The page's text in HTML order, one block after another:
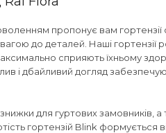
пропонує вам
до деталей. Наші гортензії
сприяють їхньому
і дбайливий догляд
для гуртових замовників, а
гортензій Blink формується